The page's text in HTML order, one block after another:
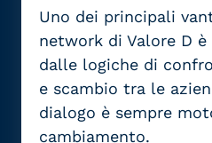
Uno dei principali
network di Valore D è
dalle logiche di
e scambio tra le
dialogo è sempre
cambiamento.